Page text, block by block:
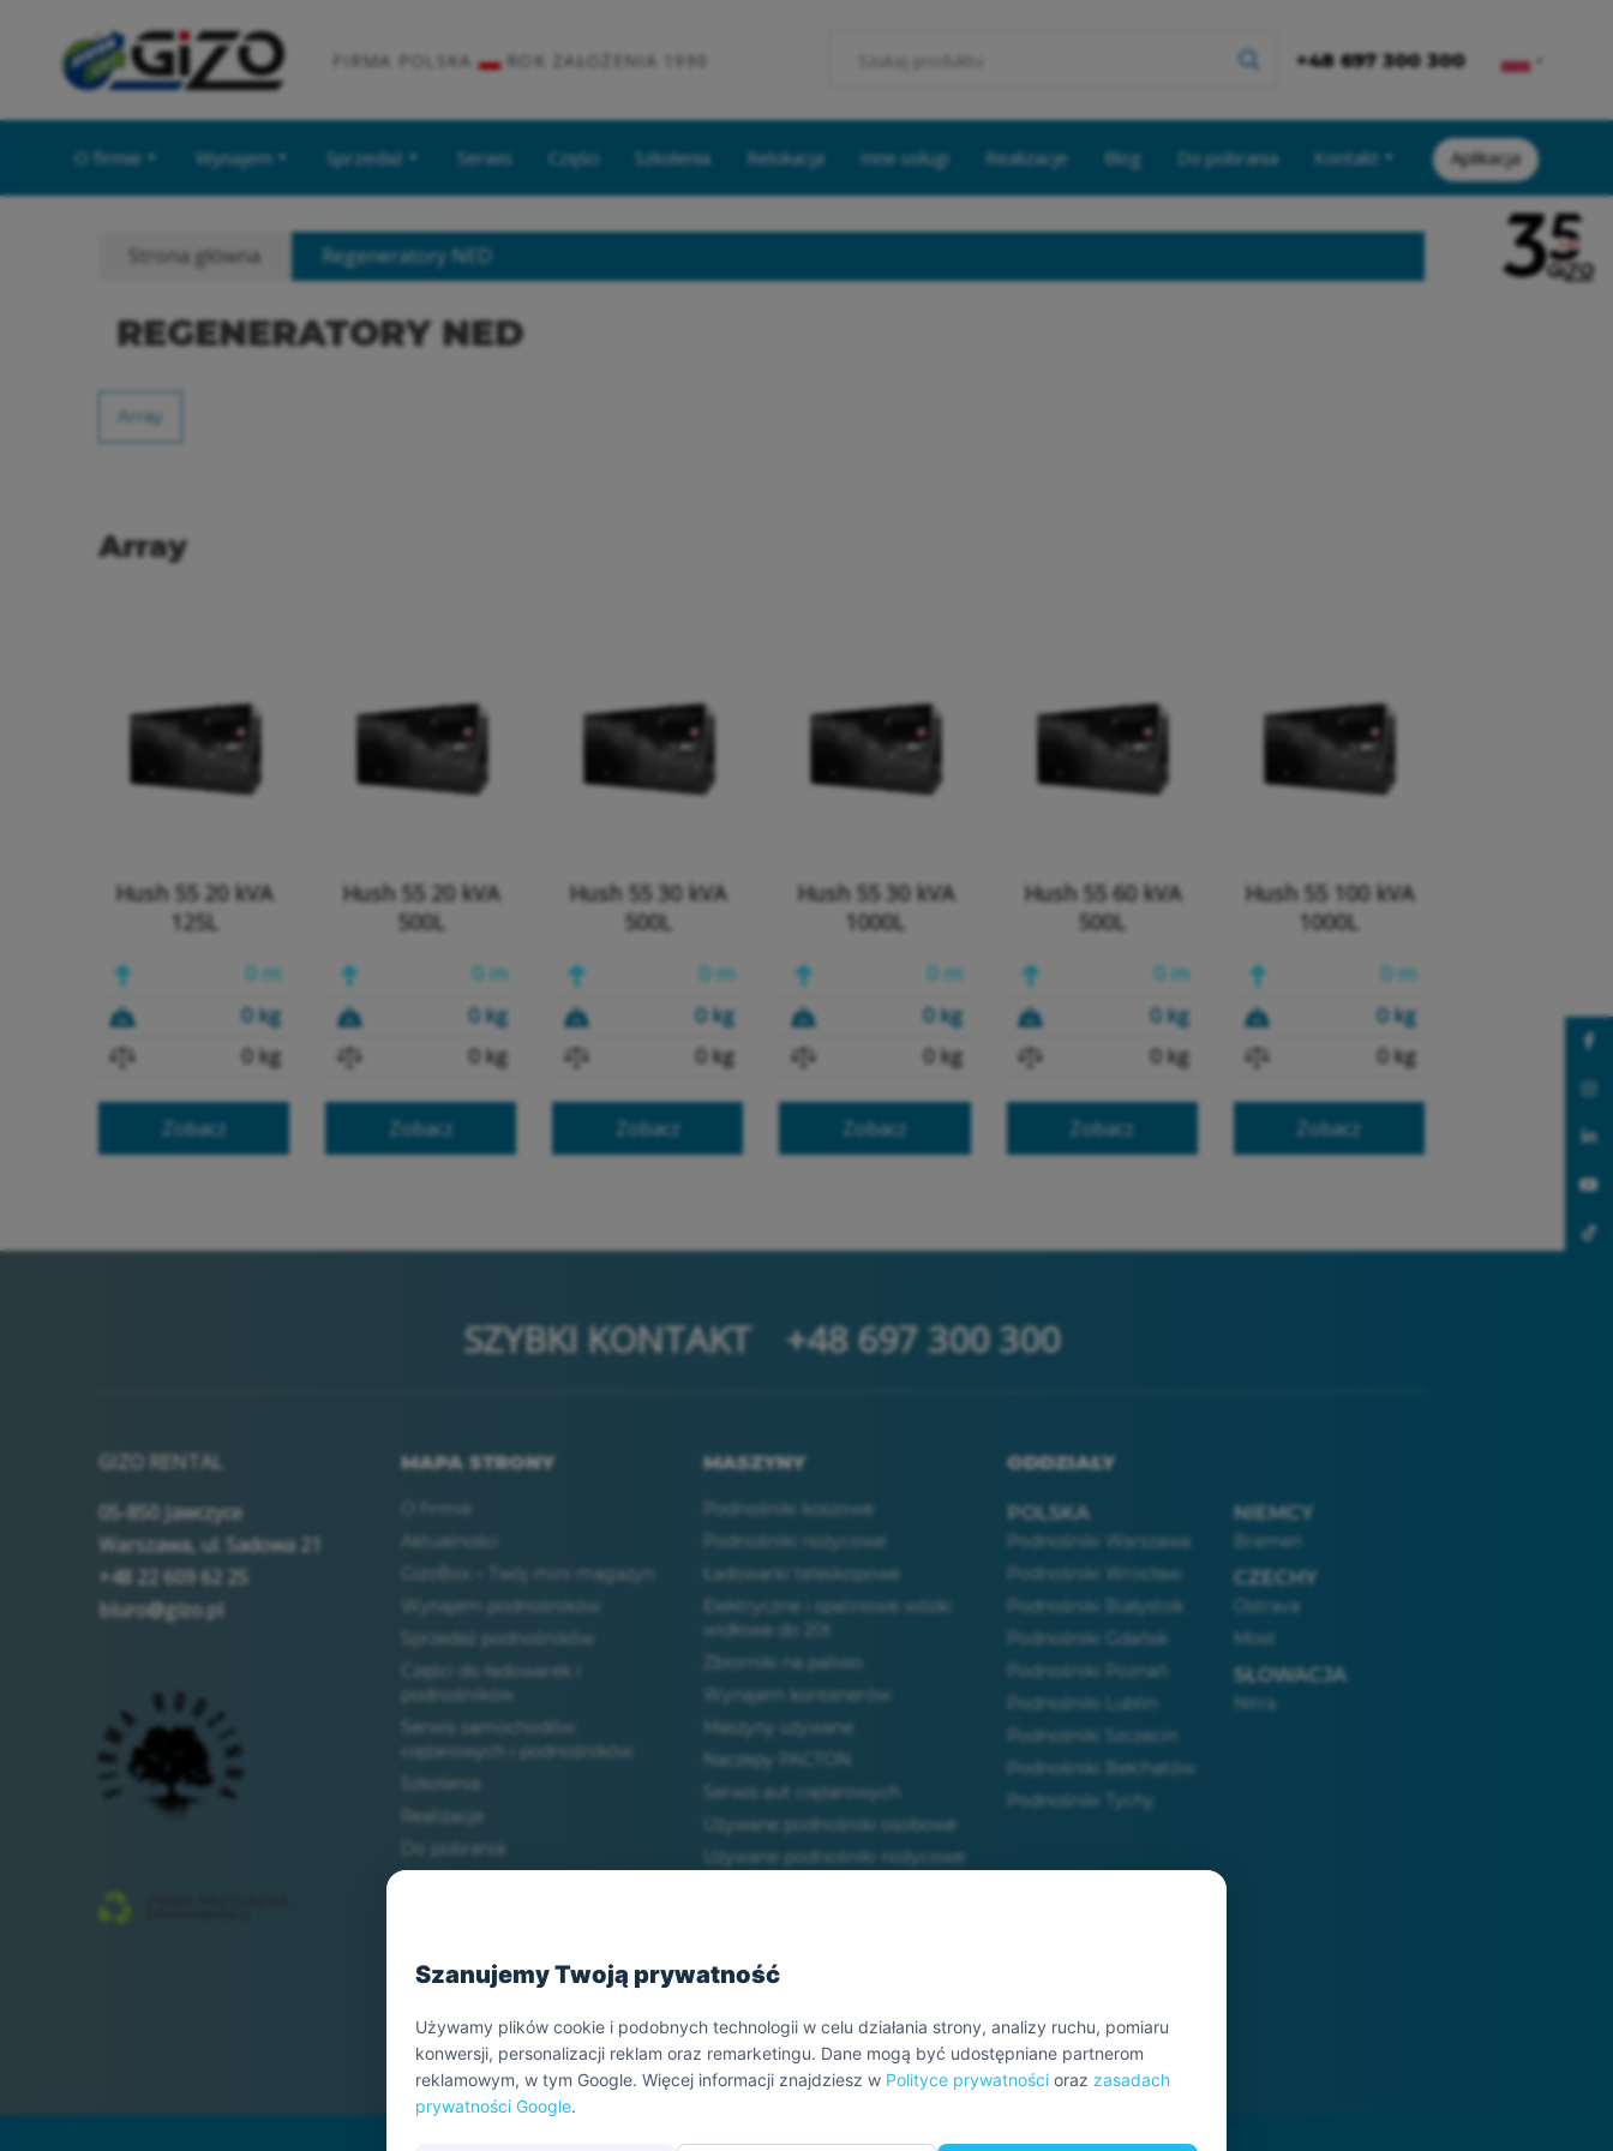
FIRMA POLSKA ROK ZAŁOŻENIA 1990 +48 697 300 300
O firmie Wynajem Sprzedaż Serwis Części Szkolenia Relokacja Inne usługi Realizacje Blog Do pobrania Kontakt Aplikacja
Strona główna Regeneratory NED
REGENERATORY NED
Array
Array
Hush 55 20 kVA
125L
0 m
0 kg
0 kg
Zobacz
Hush 55 20 kVA
500L
0 m
0 kg
0 kg
Zobacz
Hush 55 30 kVA
500L
0 m
0 kg
0 kg
Zobacz
Hush 55 30 kVA
1000L
0 m
0 kg
0 kg
Zobacz
Hush 55 60 kVA
500L
0 m
0 kg
0 kg
Zobacz
Hush 55 100 kVA
1000L
0 m
0 kg
0 kg
Zobacz
SZYBKI KONTAKT +48 697 300 300
GIZO RENTAL
05-850 Jawczyce
Warszawa, ul. Sadowa 21
+48 22 609 62 25
biuro@gizo.pl
MAPA STRONY
O firmie
Aktualności
GizoBox – Twój mini magazyn
Wynajem podnośników
Sprzedaż podnośników
Części do ładowarek i
podnośników
Serwis samochodów
ciężarowych i podnośników
Szkolenia
Realizacje
Do pobrania
MASZYNY
Podnośniki koszowe
Podnośniki nożycowe
Ładowarki teleskopowe
Elektryczne i spalinowe wózki
widłowe do 20t
Zbiorniki na paliwo
Wynajem kontenerów
Maszyny używane
Naczepy PACTON
Serwis aut ciężarowych
Używane podnośniki osobowe
Używane podnośniki nożycowe
teleskopowe
Używane koparko-ładowarki
ODDZIAŁY
POLSKA
Podnośniki Warszawa
Podnośniki Wrocław
Podnośniki Białystok
Podnośniki Gdańsk
Podnośniki Poznań
Podnośniki Lublin
Podnośniki Szczecin
Podnośniki Bełchatów
Podnośniki Tychy
NIEMCY
Bremen
CZECHY
Ostrava
Most
SŁOWACJA
Nitra
Szanujemy Twoją prywatność
Używamy plików cookie i podobnych technologii w celu działania strony, analizy ruchu, pomiaru
konwersji, personalizacji reklam oraz remarketingu. Dane mogą być udostępniane partnerom
reklamowym, w tym Google. Więcej informacji znajdziesz w Polityce prywatności oraz zasadach
prywatności Google.